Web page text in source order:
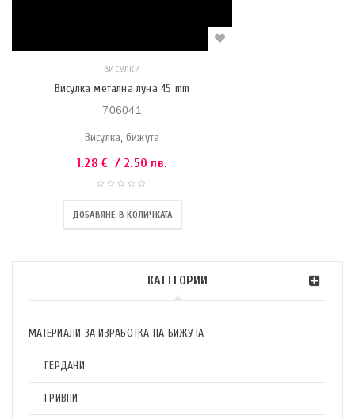
КАТЕГОРИИ
МАТЕРИАЛИ ЗА ИЗРАБОТКА НА БИЖУТА
ГЕРДАНИ
ГРИВНИ
ВИСУЛКИ
Висулка метална луна 45 mm
706041
Висулка, бижута
1.28€ / 2.50 лв.
ДОБАВЯНЕ В КОЛИЧКАТА